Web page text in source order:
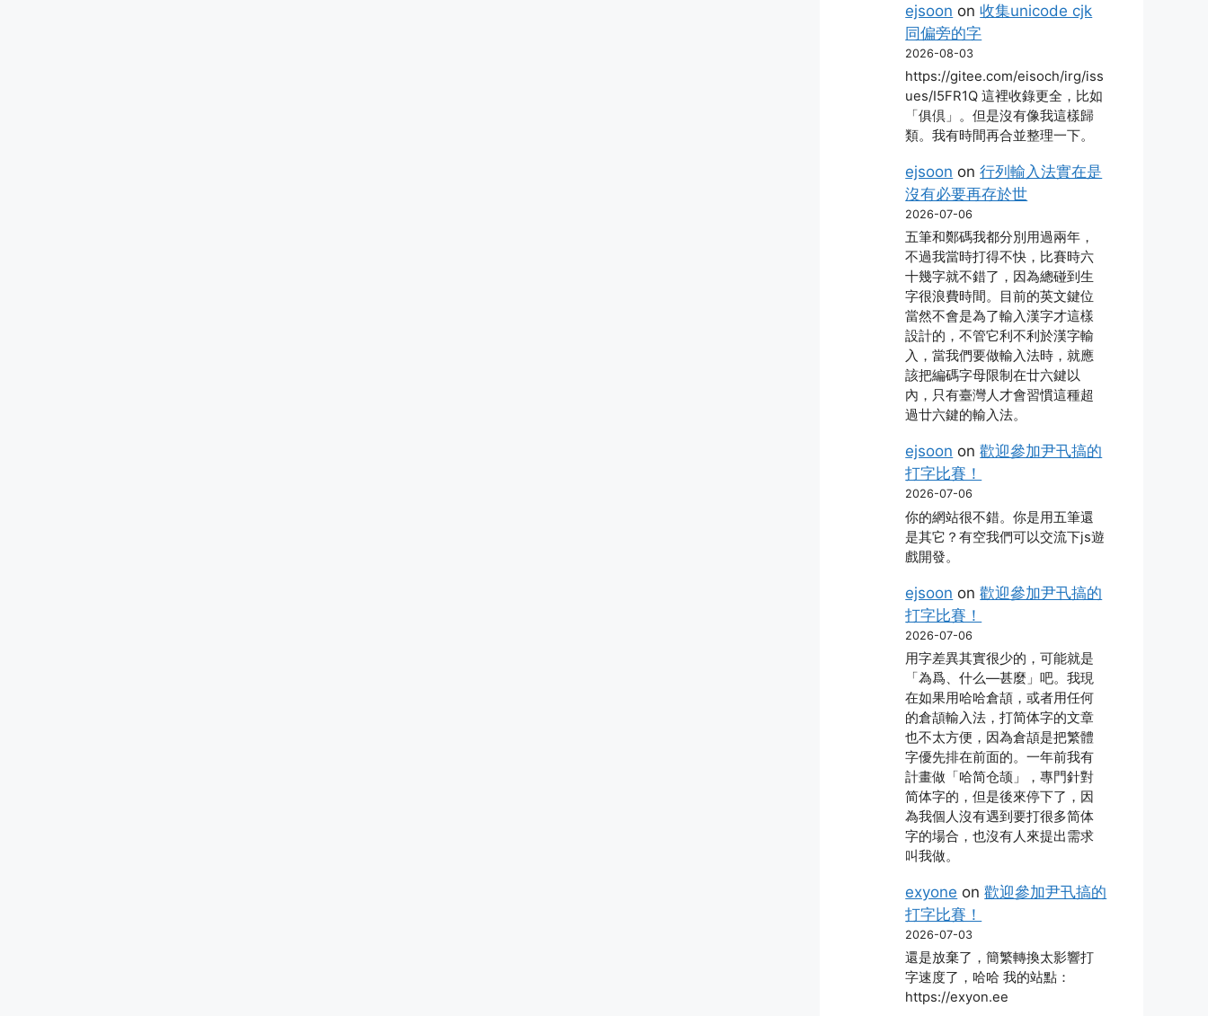
ejsoon on收集unicode cjk
同偏旁的字
2026-08-03
https://gitee.com/eisoch/irg/iss
ues/I5FR1Q 這裡收錄更全，比如
「俱倶」。但是沒有像我這樣歸
類。我有時間再合並整理一下。
ejsoon on行列輸入法實在是
沒有必要再存於世
2026-07-06
五筆和鄭碼我都分別用過兩年，
不過我當時打得不快，比賽時六
十幾字就不錯了，因為總碰到生
字很浪費時間。目前的英文鍵位
當然不會是為了輸入漢字才這樣
設計的，不管它利不利於漢字輸
入，當我們要做輸入法時，就應
該把編碼字母限制在廿六鍵以
內，只有臺灣人才會習慣這種超
過廿六鍵的輸入法。
ejsoon on歡迎參加尹卂搞的
打字比賽！
2026-07-06
你的網站很不錯。你是用五筆還
是其它？有空我們可以交流下js遊
戲開發。
ejsoon on歡迎參加尹卂搞的
打字比賽！
2026-07-06
用字差異其實很少的，可能就是
「為爲、什么―甚麼」吧。我現
在如果用哈哈倉頡，或者用任何
的倉頡輸入法，打简体字的文章
也不太方便，因為倉頡是把繁體
字優先排在前面的。一年前我有
計畫做「哈简仓颉」，專門針對
简体字的，但是後來停下了，因
為我個人沒有遇到要打很多简体
字的場合，也沒有人來提出需求
叫我做。
exyone on歡迎參加尹卂搞的
打字比賽！
2026-07-03
還是放棄了，簡繁轉換太影響打
字速度了，哈哈 我的站點：
https://exyon.ee